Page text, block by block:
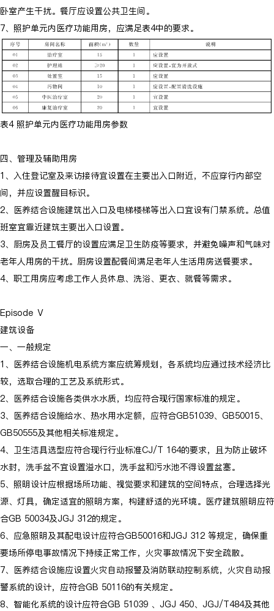
卧室产生干扰。餐厅应设置公共卫生间。
7、照护单元内医疗功能用房，应满足表4中的要求。
表4 照护单元内医疗功能用房参数
四、管理及辅助用房
1、入住登记室及来访接待宜设置在主要出入口附近，不应穿行内部空
间，并应设置醒目标识。
2、医养结合设施建筑出入口及电梯楼梯等出入口宜设有门禁系统。总值
班室宜靠近建筑主要出入口设置。
3、厨房及员工餐厅的设置应满足卫生防疫等要求，并避免噪声和气味对
老年人用房的干扰。厨房设置配餐间满足老年人生活用房送餐要求。
4、职工用房应考虑工作人员休息、洗浴、更衣、就餐等需求。
Episode Ⅴ
建筑设备
一、一般规定
1、医养结合设施机电系统方案应统筹规划，各系统均应通过技术经济比
较，选取合理的工艺及系统形式。
2、医养结合设施各类供水水质，均应符合现行国家标准的规定。
3、医养结合设施给水、热水用水定额，应符合GB51039、GB50015、
GB50555及其他相关标准规定。
4、卫生洁具选型应符合现行行业标准CJ/T 164的要求，且为防止破坏
水封，洗手盆不宜设置溢水口，洗手盆和污水池不得设置盆塞。
5、照明设计应根据场所功能、视觉要求和建筑的空间特点，合理选择光
源、灯具，确定适宜的照明方案，构建舒适的光环境。医疗建筑照明应符
合GB 50034及JGJ 312的规定。
6、应急照明及其配电设计应符合GB50016和JGJ 312 等规定，确保重
要场所停电事故情况下持续正常工作，火灾事故情况下安全疏散。
7、医养结合设施应设置火灾自动报警及消防联动控制系统，火灾自动报
警系统的设计，应符合GB 50116的有关规定。
8、智能化系统的设计应符合GB 51039 、JGJ 450、JGJ/T484及其他